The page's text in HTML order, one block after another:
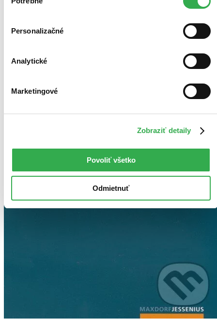
súhlasu
Personalizačné
Analytické
Marketingové
Zobraziť detaily
Povoliť všetko
Odmietnuť